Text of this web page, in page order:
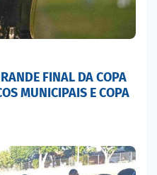
FINAL DA COPA
MUNICIPAIS E COPA